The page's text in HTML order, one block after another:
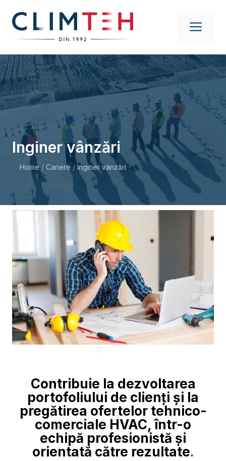
conținut
Inginer vânzări
Home/ Cariere / Inginer vânzări
Contribuie la dezvoltarea
portofoliului de clienți și la
pregătirea ofertelor tehnico-
comerciale HVAC, într-o
echipă profesionistă și
orientată către rezultate.